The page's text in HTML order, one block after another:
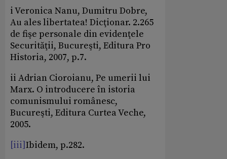
i Veronica Nanu, Dumitru Dobre,
Au ales libertatea! Dicţionar. 2.265
de fişe personale din evidenţele
Securităţii, Bucureşti, Editura Pro
Historia, 2007, p.7.
ii Adrian Cioroianu, Pe umerii lui
Marx. O introducere în istoria
comunismului românesc,
Bucureşti, Editura Curtea Veche,
2005.
[iii]Ibidem, p.282.